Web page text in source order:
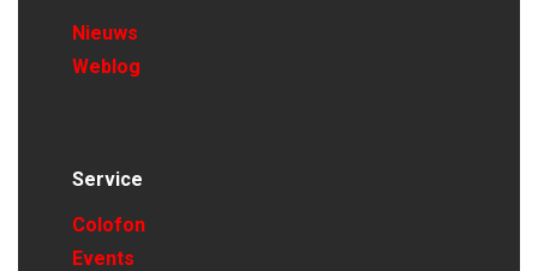
Nieuws
Weblog
Service
Colofon
Events